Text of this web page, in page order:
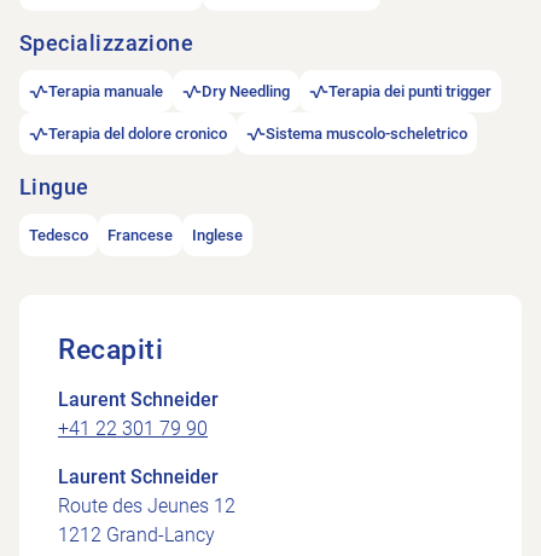
Specializzazione
Terapia manuale Dry Needling Terapia dei punti trigger
Terapia del dolore cronico Sistema muscolo-scheletrico
Lingue
Tedesco Francese Inglese
Recapiti
Laurent Schneider
+41 22 301 79 90
Laurent Schneider
Route des Jeunes 12
1212 Grand-Lancy